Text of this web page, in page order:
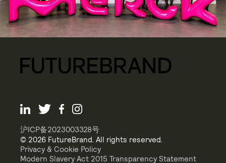
沪ICP备2023003328号
© 2026 FutureBrand. All rights reserved.
Privacy & Cookie Policy
Modern Slavery Act 2015 Transparency Statement